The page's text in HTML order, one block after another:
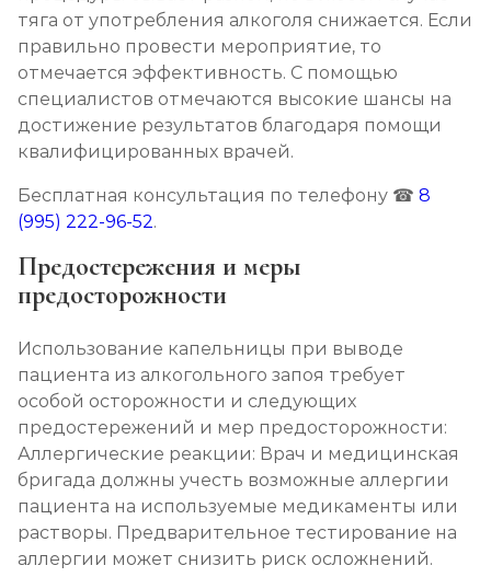
тяга от употребления алкоголя снижается. Если
правильно провести мероприятие, то
отмечается эффективность. С помощью
специалистов отмечаются высокие шансы на
достижение результатов благодаря помощи
квалифицированных врачей.
Бесплатная консультация по телефону ☎ 8
(995) 222-96-52.
Предостережения и меры
предосторожности
Использование капельницы при выводе
пациента из алкогольного запоя требует
особой осторожности и следующих
предостережений и мер предосторожности:
Аллергические реакции: Врач и медицинская
бригада должны учесть возможные аллергии
пациента на используемые медикаменты или
растворы. Предварительное тестирование на
аллергии может снизить риск осложнений.